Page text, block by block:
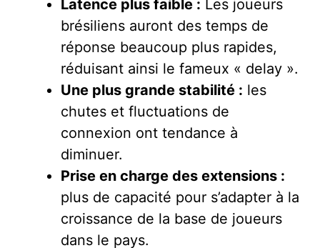
Latence plus faible : Les joueurs
brésiliens auront des temps de
réponse beaucoup plus rapides,
réduisant ainsi le fameux « delay ».
Une plus grande stabilité : les
chutes et fluctuations de
connexion ont tendance à
diminuer.
Prise en charge des extensions :
plus de capacité pour s’adapter à la
croissance de la base de joueurs
dans le pays.